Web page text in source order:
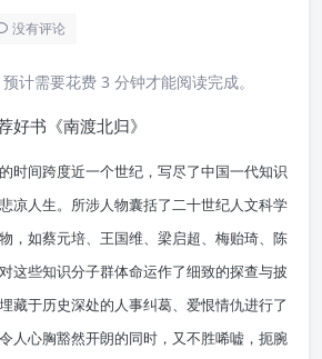
没有评论
计需要花费 3 分钟才能阅读完成。
书《南渡北归》
时间跨度近一个世纪，写尽了中国一代知识
凉人生。所涉人物囊括了二十世纪人文科学
，如蔡元培、王国维、梁启超、梅贻琦、陈
这些知识分子群体命运作了细致的探查与披
藏于历史深处的人事纠葛、爱恨情仇进行了
人心胸豁然开朗的同时，又不胜唏嘘，扼腕